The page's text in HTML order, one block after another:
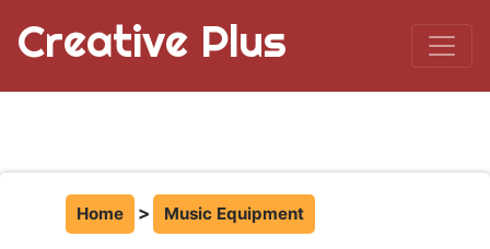
Creative Plus
Home Music Equipment